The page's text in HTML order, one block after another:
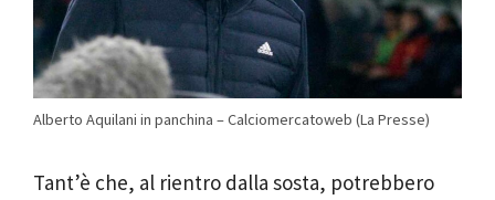
Alberto Aquilani in panchina – Calciomercatoweb (La Presse)
Tant’è che, al rientro dalla sosta, potrebbero